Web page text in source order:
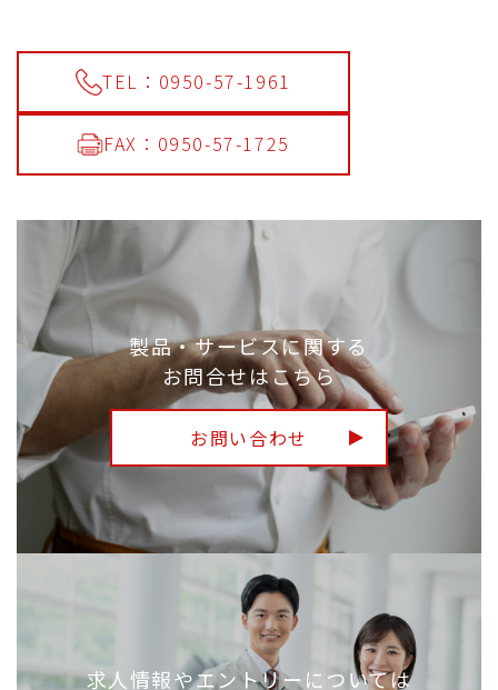
TEL：0950-57-1961
FAX：0950-57-1725
製品・サービスに関する
お問合せはこちら
お問い合わせ
求人情報やエントリーについては